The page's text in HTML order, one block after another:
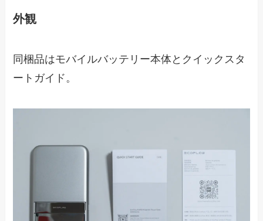
外観
同梱品はモバイルバッテリー本体とクイックスタ
ートガイド。